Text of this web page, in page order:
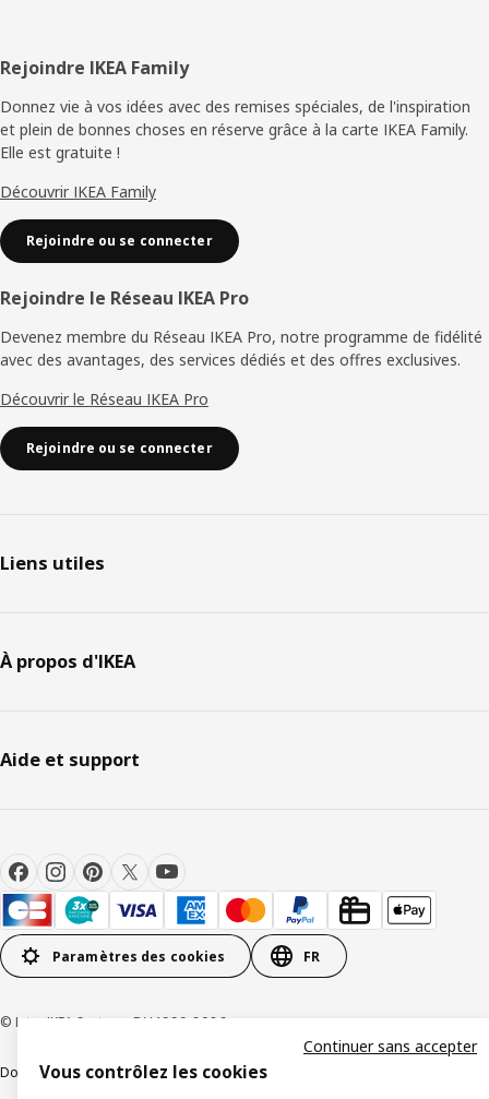
Pied
de
page
Rejoindre IKEA Family
Donnez vie à vos idées avec des remises spéciales, de l'inspiration
et plein de bonnes choses en réserve grâce à la carte IKEA Family.
Elle est gratuite !
Découvrir IKEA Family
Rejoindre ou se connecter
Rejoindre le Réseau IKEA Pro
Devenez membre du Réseau IKEA Pro, notre programme de fidélité
avec des avantages, des services dédiés et des offres exclusives.
Découvrir le Réseau IKEA Pro
Rejoindre ou se connecter
Liens utiles
À propos d'IKEA
Aide et support
Paramètres des cookies FR
© Inter IKEA Systems B.V 1999-2026
Documents juridiques et informations légales
Vous contrôlez les cookies
Continuer sans accepter